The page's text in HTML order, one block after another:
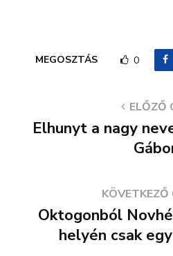
MEGOSZTÁS 0
ELŐZŐ
Elhunyt a nagy
KÖVETKEZŐ
Oktogonból
helyén csak